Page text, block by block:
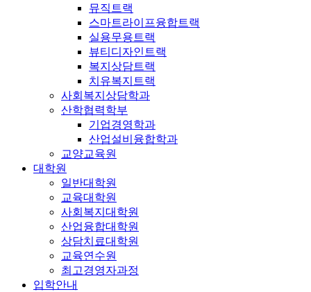
뮤직트랙
스마트라이프융합트랙
실용무용트랙
뷰티디자인트랙
복지상담트랙
치유복지트랙
사회복지상담학과
산학협력학부
기업경영학과
산업설비융합학과
교양교육원
대학원
일반대학원
교육대학원
사회복지대학원
산업융합대학원
상담치료대학원
교육연수원
최고경영자과정
입학안내